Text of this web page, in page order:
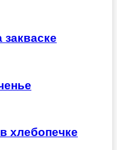
закваске
хлебопечке